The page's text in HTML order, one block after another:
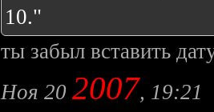
10."
ты забыл вставить
Ноя 202007, 19:21